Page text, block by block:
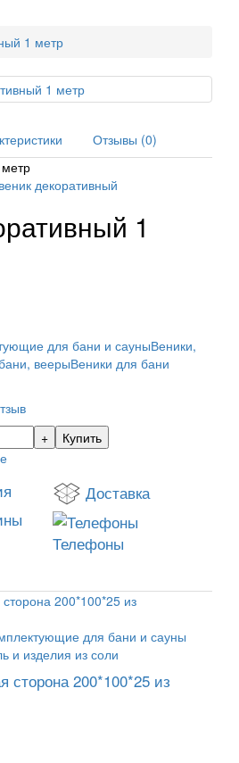
1 метр
Отзывы (0)
веник декоративный
1
для бани и сауныВеники,
веерыВеники для бани
Купить
Доставка
Телефоны
для бани и сауны
и изделия из соли
сторона 200*100*25 из